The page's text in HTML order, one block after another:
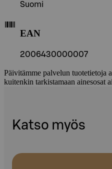
Suomi
EAN
2006430000007
Päivitämme palvelun tuotetietoja
kuitenkin tarkistamaan ainesosat
Katso myös